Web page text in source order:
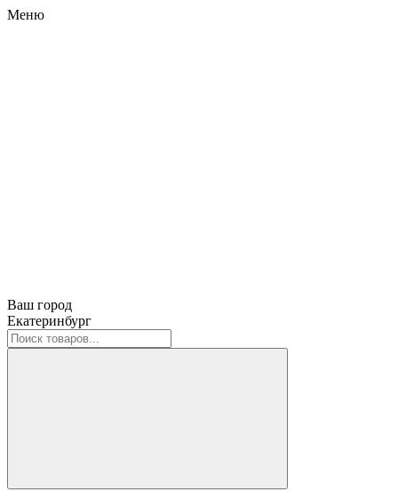
Меню
Ваш город
Екатеринбург